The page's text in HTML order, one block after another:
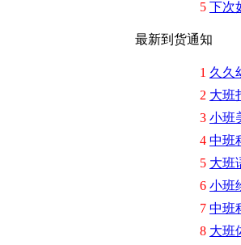
5 下次
最新到货通知
1 久久
2 大班
3 小班
4 中班
5 大班
6 小班
7 中班
8 大班